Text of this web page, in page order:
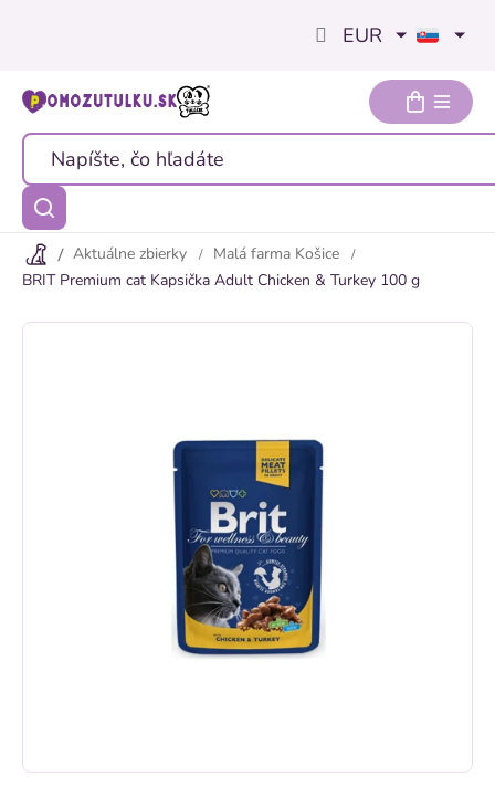
EUR
Aktuálne zbierky
Malá farma Košice
BRIT Premium cat Kapsička Adult Chicken & Turkey 100 g